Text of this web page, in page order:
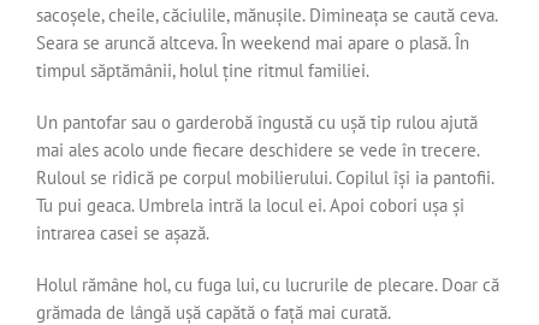
sacoșele, cheile, căciulile, mănușile. Dimineața se caută ceva.
Seara se aruncă altceva. În weekend mai apare o plasă. În
timpul săptămânii, holul ține ritmul familiei.
Un pantofar sau o garderobă îngustă cu ușă tip rulou ajută
mai ales acolo unde fiecare deschidere se vede în trecere.
Ruloul se ridică pe corpul mobilierului. Copilul își ia pantofii.
Tu pui geaca. Umbrela intră la locul ei. Apoi cobori ușa și
intrarea casei se așază.
Holul rămâne hol, cu fuga lui, cu lucrurile de plecare. Doar că
grămada de lângă ușă capătă o față mai curată.